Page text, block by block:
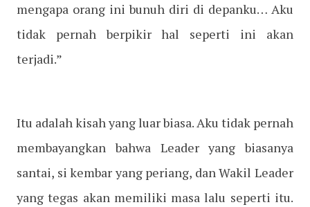
mengapa orang ini bunuh diri di depanku… Aku
tidak pernah berpikir hal seperti ini akan
terjadi.”
Itu adalah kisah yang luar biasa. Aku tidak pernah
membayangkan bahwa Leader yang biasanya
santai, si kembar yang periang, dan Wakil Leader
yang tegas akan memiliki masa lalu seperti itu.